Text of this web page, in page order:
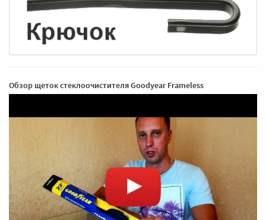
Обзор щеток стеклоочистителя Goodyear Frameless